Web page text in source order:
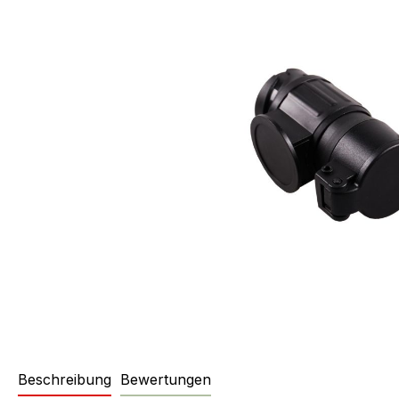
Beschreibung Bewertungen